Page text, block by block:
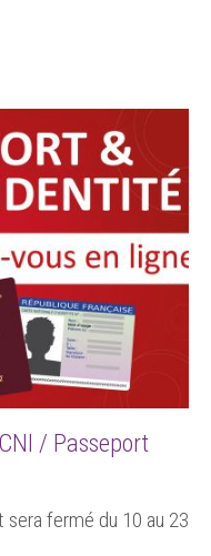
/ Passeport
fermé du 10 au 23